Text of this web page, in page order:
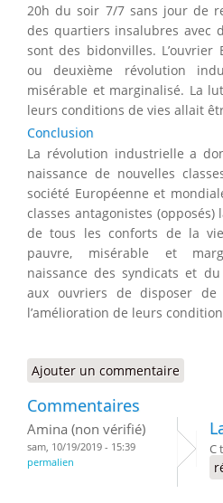
20h du soir 7/7 sans jour de
des quartiers insalubres avec
sont des bidonvilles.
ou deuxième révolution
misérable et marginalisé. La
leurs conditions de vies allait
Conclusion
La révolution industrielle a
naissance de nouvelles
société Européenne et
classes antagonistes
de tous les conforts de la
pauvre, misérable et
naissance des syndicats et
aux ouvriers de disposer
l’amélioration de leurs
Ajouter un commentaire
Commentaires
Amina (non vérifié)
sam, 10/19/2019 - 15:39
permalien
C